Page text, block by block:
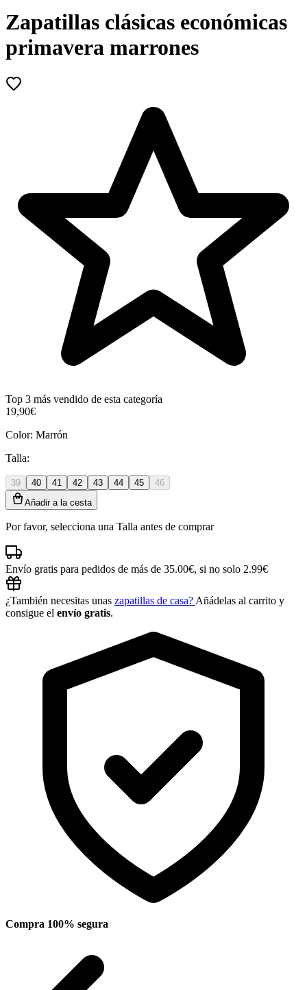
Zapatillas clásicas económicas
primavera marrones
Top 3 más vendido de esta categoría
19,90€
Color: Marrón
Talla:
39 40 41 42 43 44 45
46
Añadir a la cesta
Por favor, selecciona una Talla antes de comprar
Envío gratis para pedidos de más de 35.00€, si no solo 2.99€
¿También necesitas unas zapatillas de casa? Añádelas al carrito y
consigue el envío gratis.
Compra 100% segura